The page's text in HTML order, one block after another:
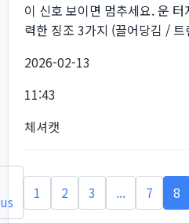
이 신호 보이면 멈추세요. 운
력한 징조 3가지 (끌어당김 / 트
2026-02-13
11:43
체셔캣
1 2 3 ... 7 8